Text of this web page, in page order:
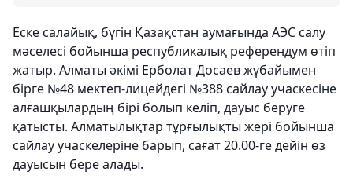
Еске салайық, бүгін Қазақстан аумағында АЭС салу
мәселесі бойынша республикалық референдум өтіп
жатыр. Алматы әкімі Ерболат Досаев жұбайымен
бірге №48 мектеп-лицейдегі №388 сайлау учаскесіне
алғашқылардың бірі болып келіп, дауыс беруге
қатысты. Алматылықтар тұрғылықты жері бойынша
сайлау учаскелеріне барып, сағат 20.00-ге дейін өз
дауысын бере алады.